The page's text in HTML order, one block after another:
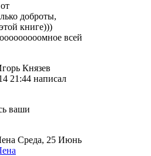
доброты,
книге)))
всей
21:44 написал
ваши
Среда, 25 Июнь